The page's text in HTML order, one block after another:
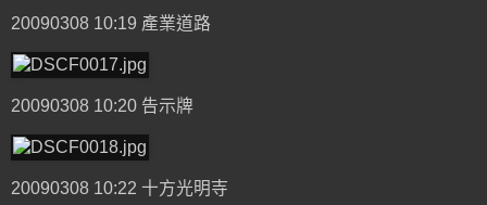
20090308 10:19 產業道路
20090308 10:20 告示牌
20090308 10:22 十方光明寺